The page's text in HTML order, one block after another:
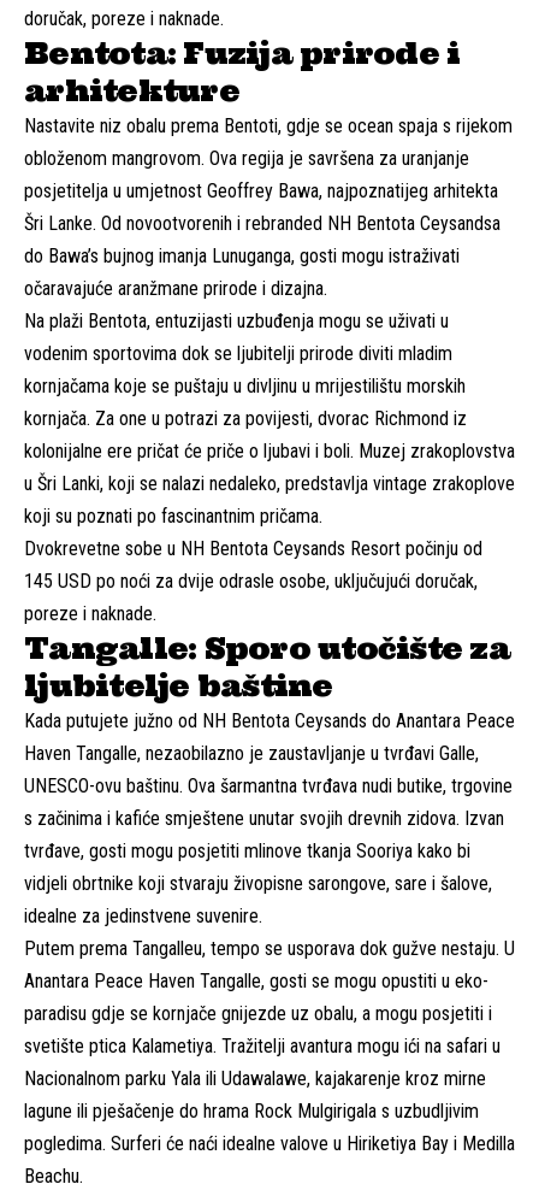
doručak, poreze i naknade.
Bentota: Fuzija prirode i
arhitekture
Nastavite niz obalu prema Bentoti, gdje se ocean spaja s rijekom
obloženom mangrovom. Ova regija je savršena za uranjanje
posjetitelja u umjetnost Geoffrey Bawa, najpoznatijeg arhitekta
Šri Lanke. Od novootvorenih i rebranded NH Bentota Ceysandsa
do Bawa’s bujnog imanja Lunuganga, gosti mogu istraživati
očaravajuće aranžmane prirode i dizajna.
Na plaži Bentota, entuzijasti uzbuđenja mogu se uživati u
vodenim sportovima dok se ljubitelji prirode diviti mladim
kornjačama koje se puštaju u divljinu u mrijestilištu morskih
kornjača. Za one u potrazi za povijesti, dvorac Richmond iz
kolonijalne ere pričat će priče o ljubavi i boli. Muzej zrakoplovstva
u Šri Lanki, koji se nalazi nedaleko, predstavlja vintage zrakoplove
koji su poznati po fascinantnim pričama.
Dvokrevetne sobe u NH Bentota Ceysands Resort počinju od
145 USD po noći za dvije odrasle osobe, uključujući doručak,
poreze i naknade.
Tangalle: Sporo utočište za
ljubitelje baštine
Kada putujete južno od NH Bentota Ceysands do Anantara Peace
Haven Tangalle, nezaobilazno je zaustavljanje u tvrđavi Galle,
UNESCO-ovu baštinu. Ova šarmantna tvrđava nudi butike, trgovine
s začinima i kafiće smještene unutar svojih drevnih zidova. Izvan
tvrđave, gosti mogu posjetiti mlinove tkanja Sooriya kako bi
vidjeli obrtnike koji stvaraju živopisne sarongove, sare i šalove,
idealne za jedinstvene suvenire.
Putem prema Tangalleu, tempo se usporava dok gužve nestaju. U
Anantara Peace Haven Tangalle, gosti se mogu opustiti u eko-
paradisu gdje se kornjače gnijezde uz obalu, a mogu posjetiti i
svetište ptica Kalametiya. Tražitelji avantura mogu ići na safari u
Nacionalnom parku Yala ili Udawalawe, kajakarenje kroz mirne
lagune ili pješačenje do hrama Rock Mulgirigala s uzbudljivim
pogledima. Surferi će naći idealne valove u Hiriketiya Bay i Medilla
Beachu.